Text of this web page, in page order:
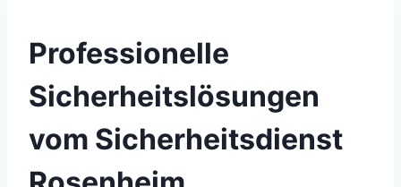
Professionelle
Sicherheitslösungen
vom Sicherheitsdienst